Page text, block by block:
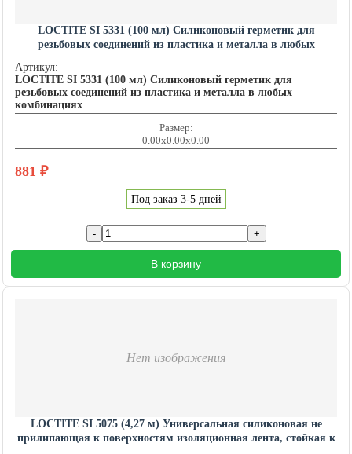
LOCTITE SI 5331 (100 мл) Силиконовый герметик для
резьбовых соединений из пластика и металла в любых
Артикул:
LOCTITE SI 5331 (100 мл) Силиконовый герметик для
резьбовых соединений из пластика и металла в любых
комбинациях
Размер:
0.00x0.00x0.00
881 ₽
Под заказ 3-5 дней
В корзину
Нет изображения
LOCTITE SI 5075 (4,27 м) Универсальная силиконовая не
прилипающая к поверхностям изоляционная лента, стойкая к